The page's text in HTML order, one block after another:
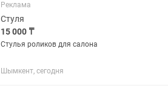
Реклама
Стуля
15 000 ₸
Стулья роликов для салона
Шымкент, сегодня